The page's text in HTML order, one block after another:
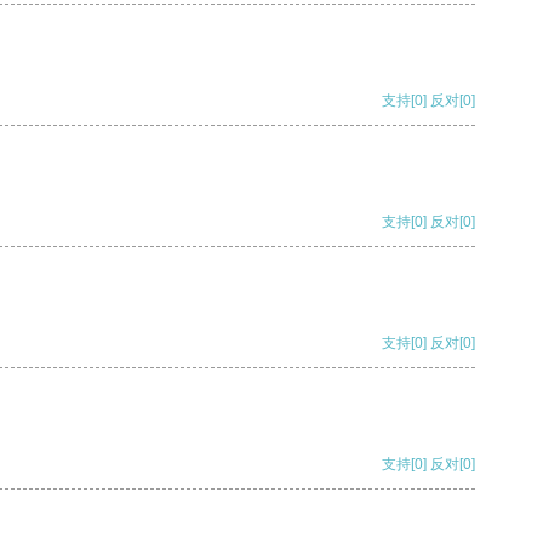
支持[0] 反对[0]
支持[0] 反对[0]
支持[0] 反对[0]
支持[0] 反对[0]